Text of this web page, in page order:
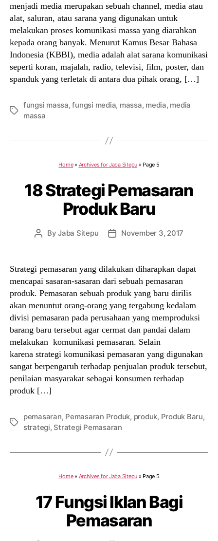
menjadi media merupakan sebuah channel, media atau
alat, saluran, atau sarana yang digunakan untuk
melakukan proses komunikasi massa yang diarahkan
kepada orang banyak. Menurut Kamus Besar Bahasa
Indonesia (KBBI), media adalah alat sarana komunikasi
seperti koran, majalah, radio, televisi, film, poster, dan
spanduk yang terletak di antara dua pihak orang, […]
Tags
fungsi massa,fungsi media, massa, media, media
massa
Home» Archives for Jaba Sitepu » Page 5
18 Strategi Pemasaran
Produk Baru
PostByJaba Sitepu
PostNovember 3, 2017
Strategi pemasaran yang dilakukan diharapkan dapat
mencapai sasaran-sasaran dari sebuah pemasaran
produk. Pemasaran sebuah produk yang baru dirilis
akan menuntut orang-orang yang tergabung kedalam
divisi pemasaran pada perusahaan yang memproduksi
barang baru tersebut agar cermat dan pandai dalam
melakukan komunikasi pemasaran. Selain
karena strategi komunikasi pemasaran yang digunakan
sangat berpengaruh terhadap penjualan produk tersebut,
penilaian masyarakat sebagai konsumen terhadap
produk […]
Tags
pemasaran, Pemasaran Produk, produk, Produk Baru,
strategi, Strategi Pemasaran
Home» Archives for Jaba Sitepu » Page 5
17 Fungsi Iklan Bagi
Pemasaran